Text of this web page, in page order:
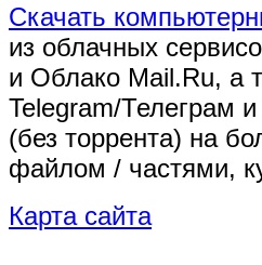
Скачать
из облачных
и Облако Mail.Ru, а
Telegram/Телеграм
(без торрента) на
файлом / частями,
Карта сайта